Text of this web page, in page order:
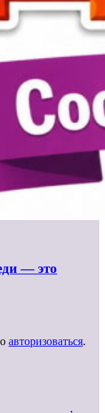
— это
авторизоваться.